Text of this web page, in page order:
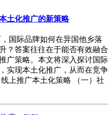
土化推广的新策略
国际品牌如何在异国他乡落
？答案往往在于能否有效融合
广策略。本文将深入探讨国际
实现本土化推广，从而在竞争
上推广本土化策略 （一）社